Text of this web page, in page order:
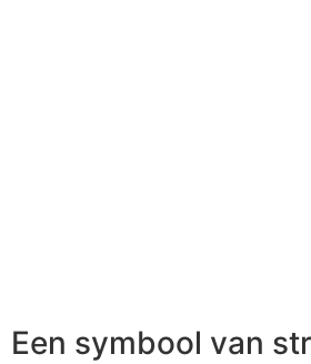
Een symbool van